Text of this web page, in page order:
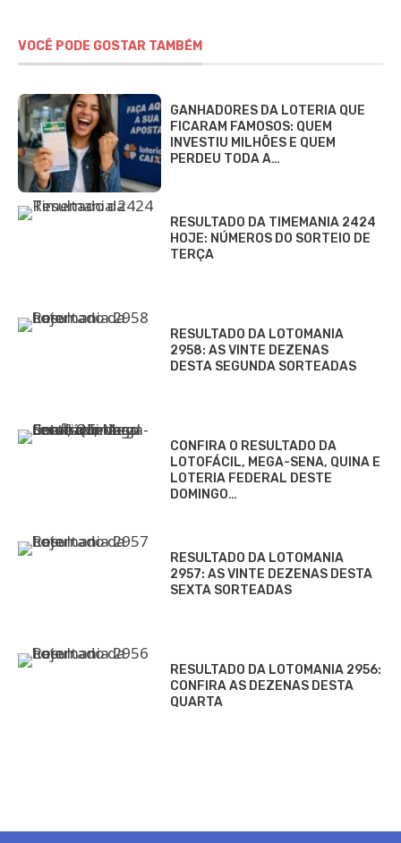
VOCÊ PODE GOSTAR TAMBÉM
GANHADORES DA LOTERIA QUE
FICARAM FAMOSOS: QUEM
INVESTIU MILHÕES E QUEM
PERDEU TODA A…
RESULTADO DA TIMEMANIA 2424
HOJE: NÚMEROS DO SORTEIO DE
TERÇA
RESULTADO DA LOTOMANIA
2958: AS VINTE DEZENAS
DESTA SEGUNDA SORTEADAS
CONFIRA O RESULTADO DA
LOTOFÁCIL, MEGA-SENA, QUINA E
LOTERIA FEDERAL DESTE
DOMINGO…
RESULTADO DA LOTOMANIA
2957: AS VINTE DEZENAS DESTA
SEXTA SORTEADAS
RESULTADO DA LOTOMANIA 2956:
CONFIRA AS DEZENAS DESTA
QUARTA